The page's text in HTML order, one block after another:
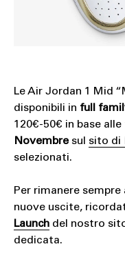
Le Air Jordan 1 Mid
disponibili in full
120€-50€ in base
Novembresul sito di
selezionati.
Per rimanere
nuove uscite,
Launchdel nostro
dedicata.